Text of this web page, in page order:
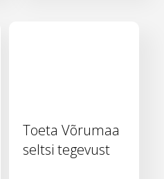
Toeta Võrumaa
seltsi tegevust